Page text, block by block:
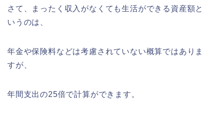
さて、まったく収入がなくても生活ができる資産額と
いうのは、
年金や保険料などは考慮されていない概算ではありま
すが、
年間支出の25倍で計算ができます。